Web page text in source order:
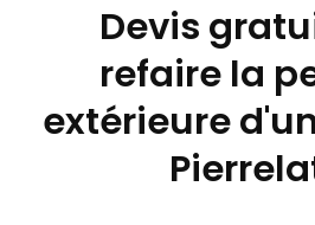
Devis
refaire la
extérieure